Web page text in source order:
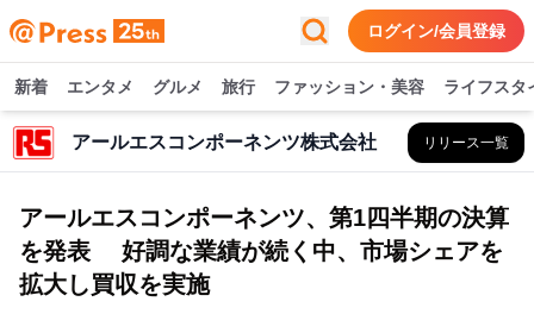
ログイン/会員登録
新着 エンタメ グルメ 旅行 ファッション・美容 ライフスタ
アールエスコンポーネンツ株式会社 リリース一覧
アールエスコンポーネンツ、第1四半期の決算
を発表 好調な業績が続く中、市場シェアを
拡大し買収を実施